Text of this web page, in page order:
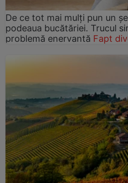
De ce tot mai mulți pun un
podeaua bucătăriei. Trucul
problemă enervantă Fapt